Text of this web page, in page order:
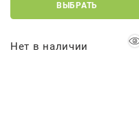
ВЫБРАТЬ
Нет в наличии